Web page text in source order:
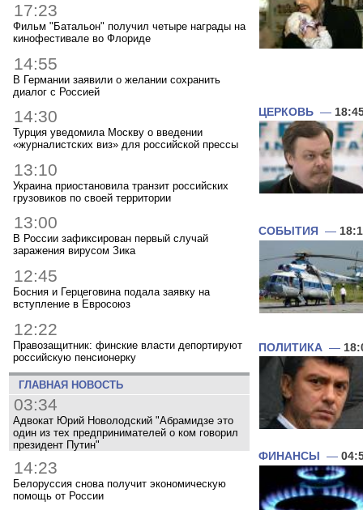
17:23
Фильм "Батальон" получил четыре награды на
кинофестивале во Флориде
14:55
В Германии заявили о желании сохранить
диалог с Россией
14:30
Турция уведомила Москву о введении
«журналистских виз» для российской прессы
13:10
Украина приостановила транзит российских
грузовиков по своей территории
13:00
В России зафиксирован первый случай
заражения вирусом Зика
12:45
Босния и Герцеговина подала заявку на
вступление в Евросоюз
12:22
Правозащитник: финские власти депортируют
российскую пенсионерку
ГЛАВНАЯ НОВОСТЬ
03:34
Адвокат Юрий Новолодский "Абрамидзе это
один из тех предпринимателей о ком говорил
президент Путин"
14:23
Белоруссия снова получит экономическую
помощь от России
ЦЕРКОВЬ —
СОБЫТИЯ —
ПОЛИТИКА —
ФИНАНСЫ —